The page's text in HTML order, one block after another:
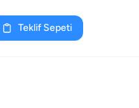
Teklif Sepeti